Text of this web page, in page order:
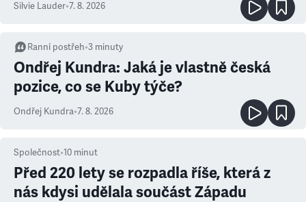
Silvie Lauder•7. 8. 2026
Ranní postřeh•3 minuty
Ondřej Kundra: Jaká je vlastně česká
pozice, co se Kuby týče?
Ondřej Kundra•7. 8. 2026
Společnost•10 minut
Před 220 lety se rozpadla říše, která z
nás kdysi udělala součást Západu